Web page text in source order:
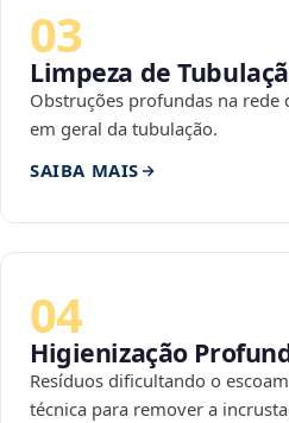
03
Limpeza de
Obstruções profundas na rede
em geral da tubulação.
SAIBA MAIS
04
Higienização
Resíduos dificultando o
técnica para remover a